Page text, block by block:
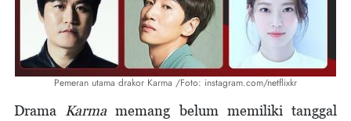
Pemeran utama drakor Karma /Foto: instagram.com/netflixkr
Drama Karma memang belum memiliki tanggal